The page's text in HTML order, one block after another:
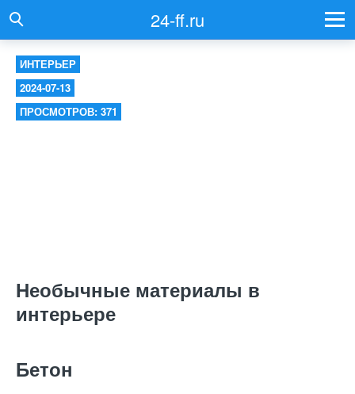
24-ff.ru
ИНТЕРЬЕР
2024-07-13
ПРОСМОТРОВ: 371
Необычные материалы в
интерьере
Бетон